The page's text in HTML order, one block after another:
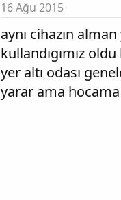
16 Ağu 2015
aynı cihazın
kullandıgımız
yer altı odası
yarar ama hocama